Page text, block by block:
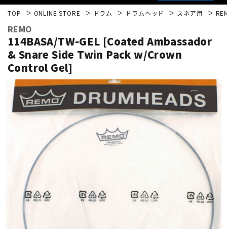
エレキギター
ベース ウクレレ
ドラム パーカッション
TOP ONLINE STORE ドラム ドラムヘッド スネア用
REMO
114BASA/TW-GEL [Coated Ambassador
& Snare Side Twin Pack w/Crown
Control Gel]